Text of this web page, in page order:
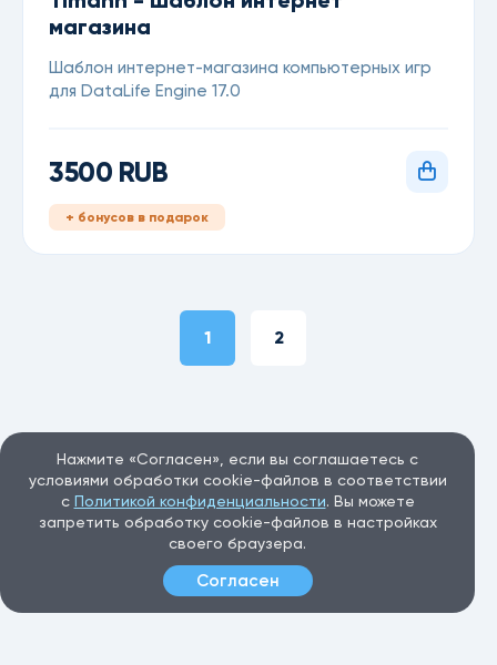
магазина
Шаблон интернет-магазина компьютерных игр
для DataLife Engine 17.0
3500 RUB
+ бонусов в подарок
1 2
Нажмите «Согласен», если вы соглашаетесь с
условиями обработки cookie-файлов в соответствии
с Политикой конфиденциальности. Вы можете
запретить обработку cookie-файлов в настройках
своего браузера.
Согласен